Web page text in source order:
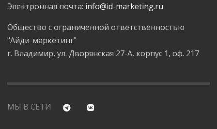
Электронная почта: info@id-marketing.ru
Общество с ограниченной ответственностью
"Айди-маркетинг"
г. Владимир, ул. Дворянская 27-А, корпус 1, оф. 217
МЫ В СЕТИ